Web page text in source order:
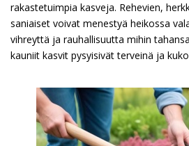
rakastetuimpia kasveja. Rehevien,
saniaiset voivat menestyä heikossa
vihreyttä ja rauhallisuutta mihin
kauniit kasvit pysyisivät terveinä ja